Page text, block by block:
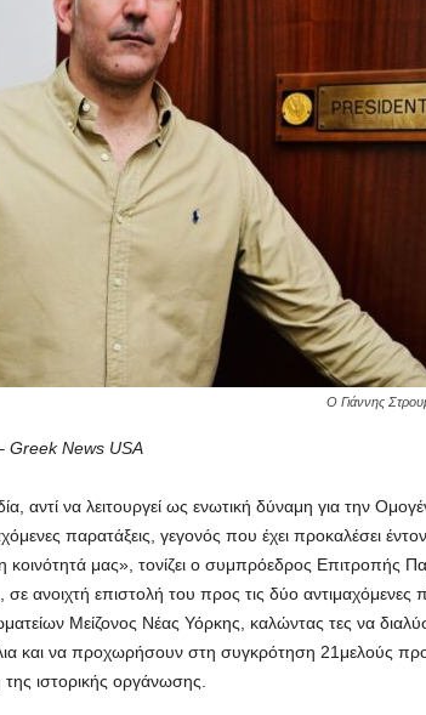
Ο Γιάννης
GreekNewsUSA
αντί να λειτουργεί ως ενωτική δύναμη για την
παρατάξεις, γεγονός που έχει προκαλέσει
κοινότητά μας», τονίζει ο συμπρόεδρος Επιτροπής
ανοιχτή επιστολή του προς τις δύο αντιμαχόμενες
Μείζονος Νέας Υόρκης, καλώντας τες να
και να προχωρήσουν στη συγκρότηση 21μελούς
της ιστορικής οργάνωσης.